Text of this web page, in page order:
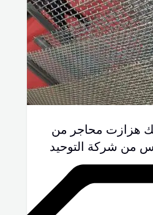
هزازت محاجر من
من شركة التوحيد